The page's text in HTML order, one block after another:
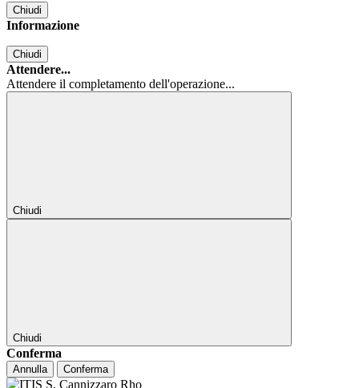
Chiudi
Informazione
Chiudi
Attendere...
Attendere il completamento dell'operazione...
Chiudi
Chiudi
Conferma
Annulla Conferma